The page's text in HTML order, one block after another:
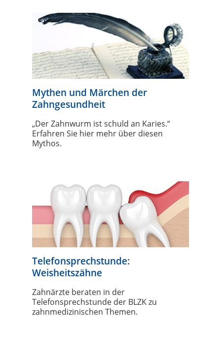
Mythen und Märchen der
Zahngesundheit
„Der Zahnwurm ist schuld an Karies.“
Erfahren Sie hier mehr über diesen
Mythos.
Telefonsprechstunde:
Weisheitszähne
Zahnärzte beraten in der
Telefonsprechstunde der BLZK zu
zahnmedizinischen Themen.